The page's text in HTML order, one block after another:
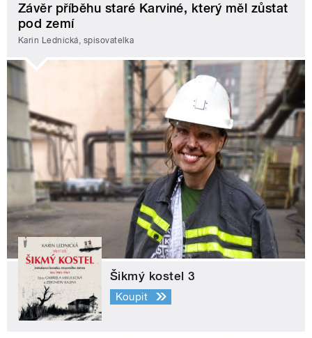
Závěr příběhu staré Karviné, který měl zůstat
pod zemí
Karin Lednická, spisovatelka
Šikmý kostel 3
Koupit